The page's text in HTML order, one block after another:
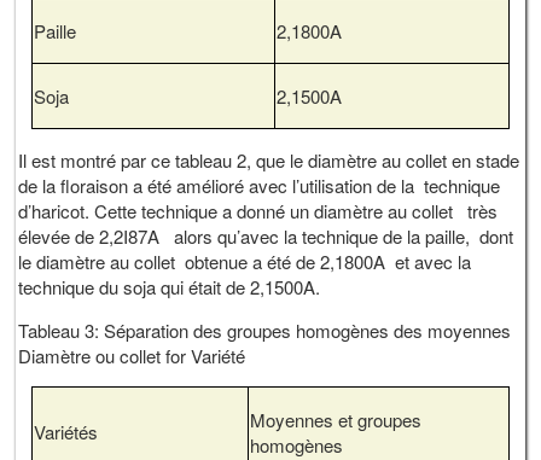
Paille 2,1800A
Soja 2,1500A
Il est montré par ce tableau 2, que le diamètre au collet en stade
de la floraison a été amélioré avec l’utilisation de la technique
d’haricot. Cette technique a donné un diamètre au collet très
élevée de 2,2I87A alors qu’avec la technique de la paille, dont
le diamètre au collet obtenue a été de 2,1800A et avec la
technique du soja qui était de 2,1500A.
Tableau 3: Séparation des groupes homogènes des moyennes
Diamètre ou collet for Variété
Variétés
Moyennes et groupes
homogènes